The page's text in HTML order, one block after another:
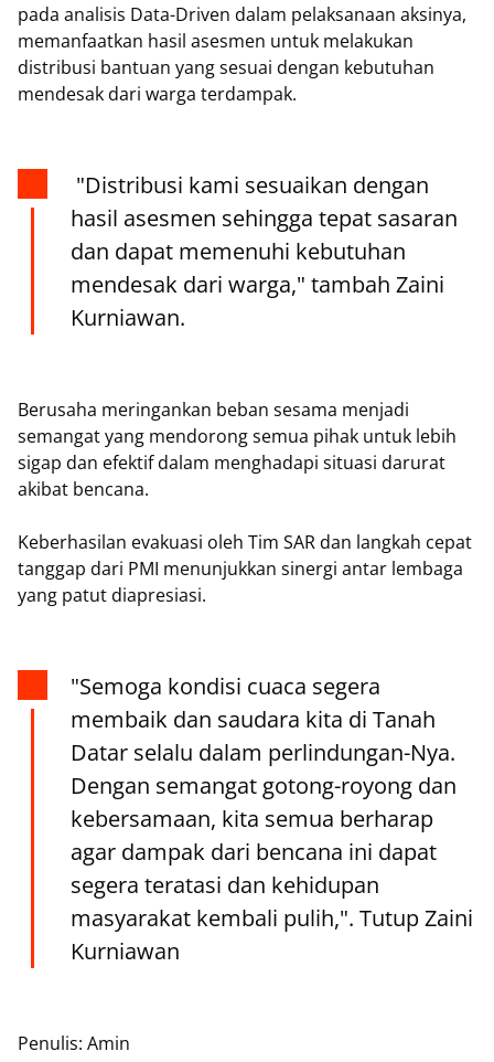
pada analisis Data-Driven dalam pelaksanaan aksinya,
memanfaatkan hasil asesmen untuk melakukan
distribusi bantuan yang sesuai dengan kebutuhan
mendesak dari warga terdampak.
"Distribusi kami sesuaikan dengan
hasil asesmen sehingga tepat sasaran
dan dapat memenuhi kebutuhan
mendesak dari warga," tambah Zaini
Kurniawan.
Berusaha meringankan beban sesama menjadi
semangat yang mendorong semua pihak untuk lebih
sigap dan efektif dalam menghadapi situasi darurat
akibat bencana.
Keberhasilan evakuasi oleh Tim SAR dan langkah cepat
tanggap dari PMI menunjukkan sinergi antar lembaga
yang patut diapresiasi.
"Semoga kondisi cuaca segera
membaik dan saudara kita di Tanah
Datar selalu dalam perlindungan-Nya.
Dengan semangat gotong-royong dan
kebersamaan, kita semua berharap
agar dampak dari bencana ini dapat
segera teratasi dan kehidupan
masyarakat kembali pulih,". Tutup Zaini
Kurniawan
Penulis: Amin